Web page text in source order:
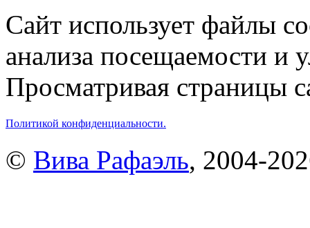
Сайт использует файлы
анализа посещаемости и
Просматривая страницы
Политикой конфиденциальности.
© Вива Рафаэль, 2004-